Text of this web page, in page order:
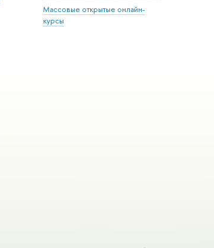
Массовые открытые онлайн-
курсы